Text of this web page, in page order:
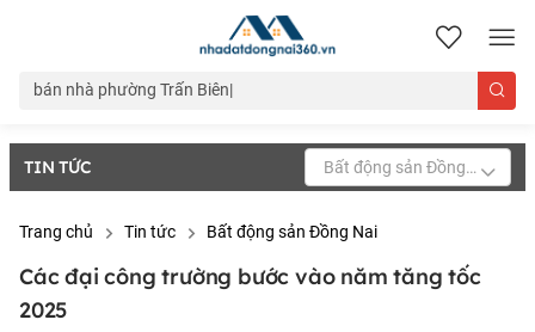
nhadatdongnai360.vn
TIN TỨC Bất động sản Đồng Nai
Trang chủ Tin tức Bất động sản Đồng Nai
Các đại công trường bước vào năm tăng tốc
2025